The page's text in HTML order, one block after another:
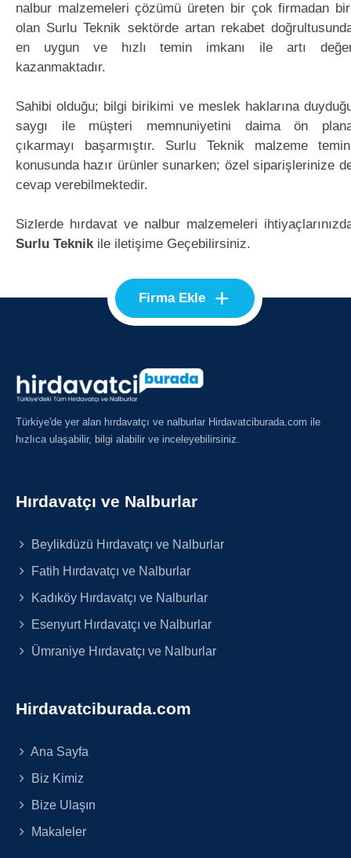
nalbur malzemeleri çözümü üreten bir çok firmadan
olan Surlu Teknik sektörde artan rekabet
en uygun ve hızlı temin imkanı ile artı
kazanmaktadır.
Sahibi olduğu; bilgi birikimi ve meslek haklarına
saygı ile müşteri memnuniyetini daima ön
çıkarmayı başarmıştır. Surlu Teknik malzeme
konusunda hazır ürünler sunarken; özel siparişlerinize
cevap verebilmektedir.
Sizlerde hırdavat ve nalbur malzemeleri
Surlu Teknikile iletişime Geçebilirsiniz.
Firma Ekle +
Türkiye'de yer alan hırdavatçı ve nalburlar Hirdavatciburada.com ile
hızlıca ulaşabilir, bilgi alabilir ve inceleyebilirsiniz.
Hırdavatçı ve Nalburlar
Beylikdüzü Hırdavatçı ve Nalburlar
Fatih Hırdavatçı ve Nalburlar
Kadıköy Hırdavatçı ve Nalburlar
Esenyurt Hırdavatçı ve Nalburlar
Ümraniye Hırdavatçı ve Nalburlar
Hirdavatciburada.com
Ana Sayfa
Biz Kimiz
Bize Ulaşın
Makaleler